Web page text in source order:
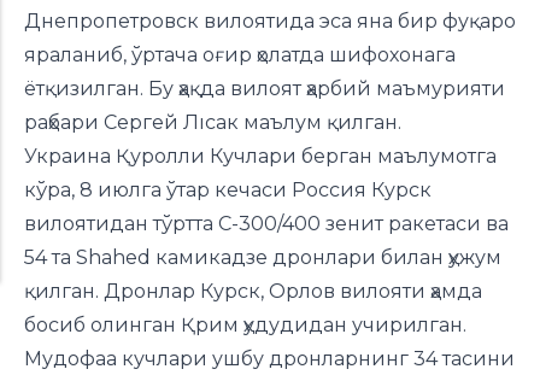
Днепропетровск вилоятида эса яна бир фуқаро
яраланиб, ўртача оғир ҳолатда шифохонага
ётқизилган. Бу ҳақда вилоят ҳарбий маъмурияти
раҳбари Сергей Лıсак маълум қилган.
Украина Қуролли Кучлари берган маълумотга
кўра, 8 июлга ўтар кечаси Россия Курск
вилоятидан тўртта С-300/400 зенит ракетаси ва
54 та Shahed камикадзе дронлари билан ҳужум
қилган. Дронлар Курск, Орлов вилояти ҳамда
босиб олинган Қрим ҳудудидан учирилган.
Мудофаа кучлари ушбу дронларнинг 34 тасини